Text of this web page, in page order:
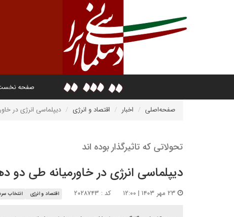
صفحه
صفحه‌اصلی اخبار اقتصاد و انرژی دیپلماسی انرژی در
تحولاتی که تاثیرگذار بوده اند
دیپلماسی انرژی در خاورمیانه طی دو
کد : ۲۰۲۸۷۴۳ اقتصاد و انرژی انتخاب